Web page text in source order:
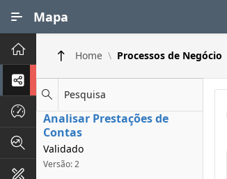
Mapa
Processos de Negócios
Dados INPI
Home Processos de Negócio
Pesquisa
Analisar Prestações de
Contas
Validado
Versão: 2